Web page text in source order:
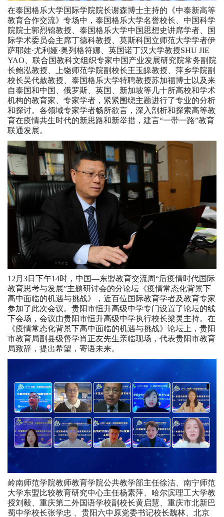
在泰国格乐大学国际学院院长谢森博士主持的《中泰新高等
教育合作交流》专场中，泰国格乐大学名誉校长、中国科学
院院士郭烈锦教授、泰国格乐大学中国思想史讲席学者、国
际学术委员会主席丁德科教授、莫斯科国立师范大学学者伊
萨耶娃·尤利娅·奥列格符娜、英国诺丁汉大学教授SHU JIE
YAO、联合国教科文组织专家中国产业发展研究院常务副院
长鲍泓教授、上饶师范学院副校长王玉皞教授、萍乡学院副
校长吴代赦教授、泰国格乐大学特聘教授苏加福博士以及来
自泰国和中国、俄罗斯、英国、新加坡等几十所高校和学术
机构的教育家、专家学者，紧紧围绕主题进行了专业的分析
和探讨。各领域专家学者畅所欲言，深入剖析和探索高等教
育在疫情共生时代的新思路和新举措，建言“一带一路”教育
联通发展。
12月3日下午14时，中国—东盟教育交流周“后疫情时代国际
教育思考与发展”主题研讨会的分论坛《疫情常态化背景下
高中面临的机遇与挑战》，近百位国际教育学者及教育专家
参加了此次会议。贵阳市恒升高级中学专门设置了论坛的线
下会场，会议由贵阳市恒升高级中学执行校长梁灵主持。在
《疫情常态化背景下高中面临的机遇与挑战》论坛上，贵阳
市教育局副县级督学肖正友先生亲临现场，代表贵阳市教育
局致辞，提出希望，寄语未来。
岭南师范学院教师教育学院公共教学部主任徐洁、南宁师范
大学东盟比较教育研究中心主任杨素萍、哈尔滨理工大学教
授刘毅、重庆第二外国语学校副校长黄启慧、重庆市北新巴
蜀中学校长张学忠 、贵阳六中原党委书记校长魏林、北京